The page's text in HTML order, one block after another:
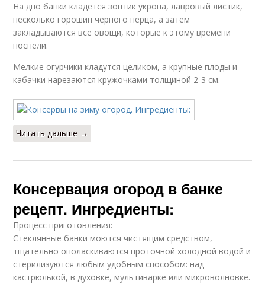
На дно банки кладется зонтик укропа, лавровый листик,
несколько горошин черного перца, а затем
закладываются все овощи, которые к этому времени
поспели.
Мелкие огурчики кладутся целиком, а крупные плоды и
кабачки нарезаются кружочками толщиной 2-3 см.
Читать дальше →
Консервация огород в банке
рецепт. Ингредиенты:
Процесс приготовления:
Стеклянные банки моются чистящим средством,
тщательно ополаскиваются проточной холодной водой и
стерилизуются любым удобным способом: над
кастрюлькой, в духовке, мультиварке или микроволновке.